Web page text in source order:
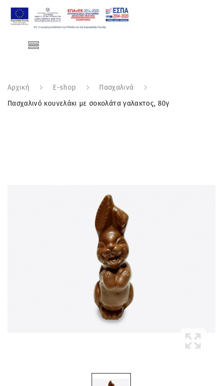
Αρχική E-shop
Πασχαλινά
Πασχαλινό κουνελάκι με σοκολάτα γαλακτος, 80γ